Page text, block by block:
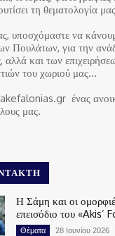
τη θεματολογία
υποσχόμαστε να
Πουλάτων, για την
αλλά και των
του χωριού μας…
ένας
μας.
Η Σάμη και οι
επεισόδιο του «Akis’
Θέματα 28 Ιουνίου 2026